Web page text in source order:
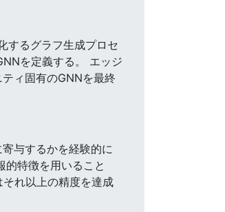
するグラフ生成プロセ
を定義する。 エッジ
ィ固有のGNNを最終
与するかを経験的に
特徴を用いること
れ以上の精度を達成